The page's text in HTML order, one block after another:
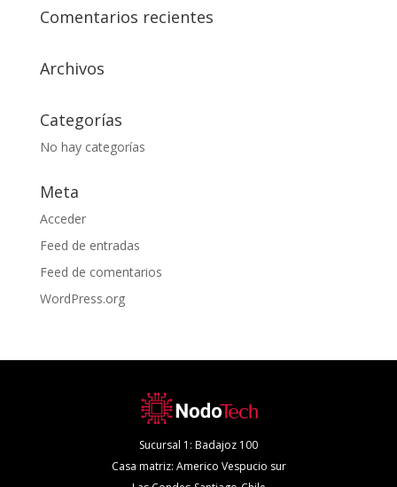
Comentarios recientes
Archivos
Categorías
No hay categorías
Meta
Acceder
Feed de entradas
Feed de comentarios
WordPress.org
Sucursal 1: Badajoz 100
Casa matriz: Americo Vespucio sur